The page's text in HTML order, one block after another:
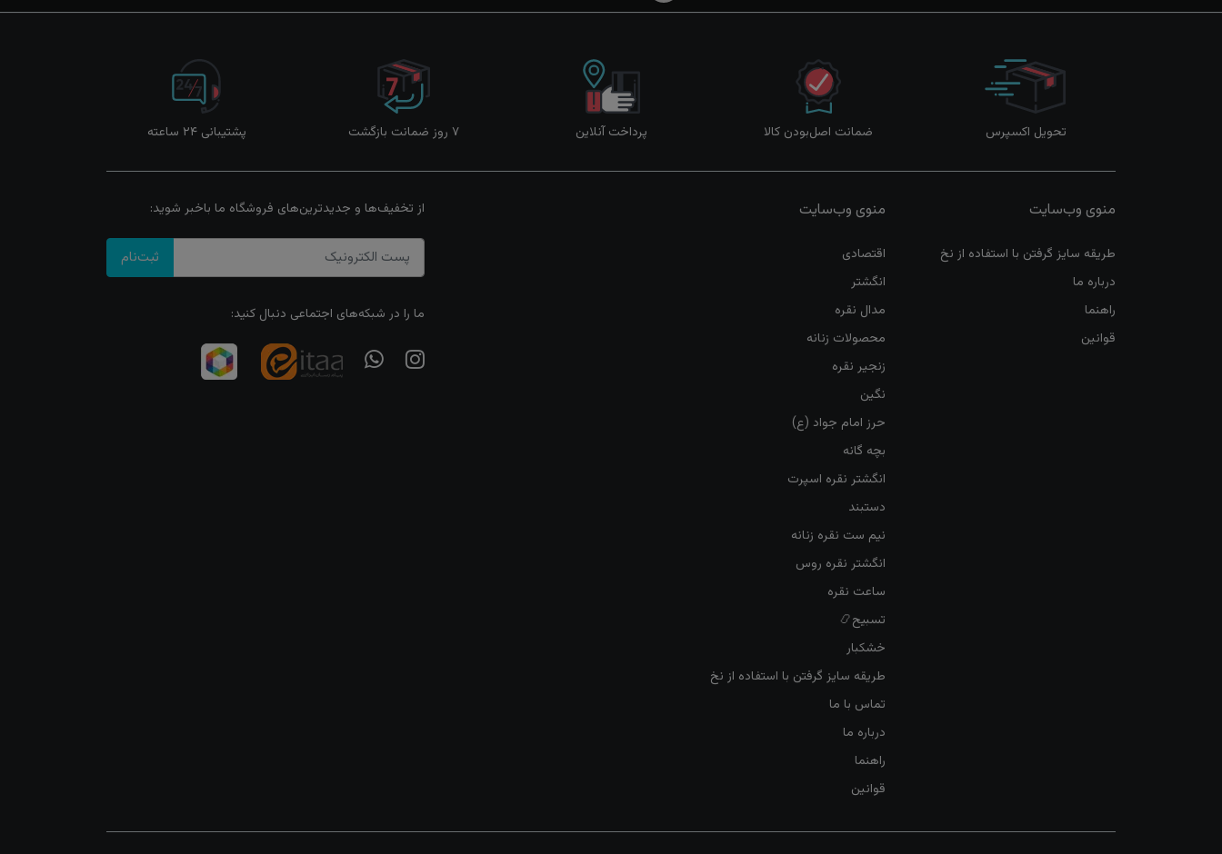
تحویل اکسپرس ضمانت اصل‌بودن کالا پرداخت آنلاین ۷ روز ضمانت بازگشت پشتیبانی ۲۴ ساعته
منوی وب‌سایت
طریقه سایز گرفتن با استفاده از نخ
درباره ما
راهنما
قوانین
منوی وب‌سایت
اقتصادی
انگشتر
مدال نقره
محصولات زنانه
زنجیر نقره
نگین
حرز امام جواد (ع)
بچه گانه
انگشتر نقره اسپرت
دستبند
نیم ست نقره زنانه
انگشتر نقره روس
ساعت نقره
تسبیح📿
خشکبار
طریقه سایز گرفتن با استفاده از نخ
تماس با ما
درباره ما
راهنما
قوانین
از تخفیف‌ها و جدیدترین‌های فروشگاه ما باخبر شوید:
ثبت‌نام
ما را در شبکه‌های اجتماعی دنبال کنید: